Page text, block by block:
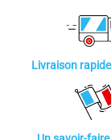
Livraison